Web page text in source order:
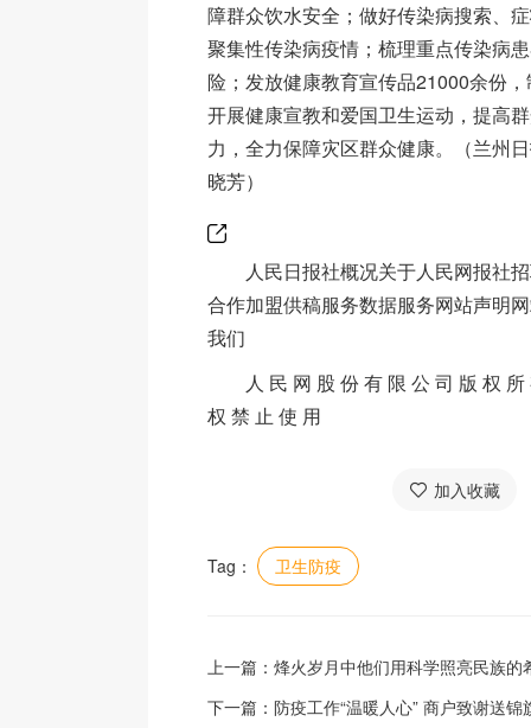
障群众饮水安全；做好传染病搜索、
聚集性传染病疫情；梳理重点传染病
险；发放健康教育宣传品21000余份
开展健康宣教和爱国卫生运动，提高
力，全力保障灾区群众健康。（兰州
晓芳）
人民日报社概况关于人民网报社招
合作加盟供稿服务数据服务网站声明
我们
人 民 网 股 份 有 限 公 司 版 权 所
权 禁 止 使 用
加入收藏
Tag： 卫生防疫
上一篇： 烽火岁月中他们用科学照亮民族的
下一篇： 防疫工作“温暖人心” 商户致谢送锦